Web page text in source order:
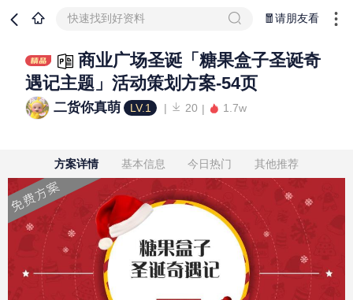
快速找到好资料 🧧请朋友看
商业广场圣诞「糖果盒子圣诞奇
遇记主题」活动策划方案-54页
二货你真萌 LV.1 20 1.7w
方案详情 基本信息 今日热门 其他推荐